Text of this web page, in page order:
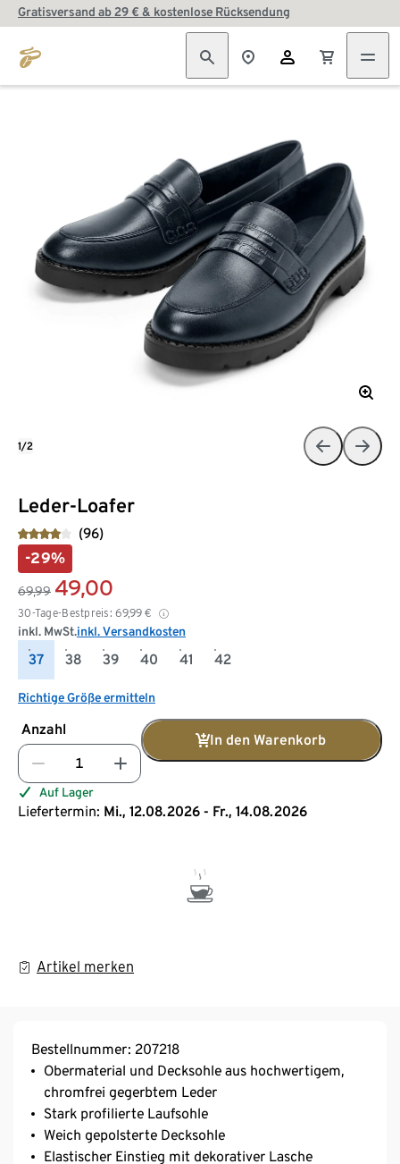
Gratisversand ab 29 € & kostenlose Rücksendung
Leder-Loafer
(96)
-29%
69,99 49,00
30-Tage-Bestpreis: 69,99 €
inkl. MwSt.inkl. Versandkosten
37 38 39 40 41 42
Richtige Größe ermitteln
Anzahl
In den Warenkorb
Auf Lager
Liefertermin: Mi., 12.08.2026 - Fr., 14.08.2026
Artikel merken
1/2
Bestellnummer: 207218
Obermaterial und Decksohle aus hochwertigem,
chromfrei gegerbtem Leder
Stark profilierte Laufsohle
Weich gepolsterte Decksohle
Elastischer Einstieg mit dekorativer Lasche